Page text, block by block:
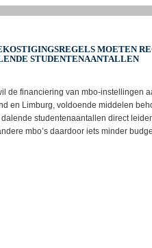
MOETEN
STUDENTENAANTALLEN
de financiering van mbo-instellingen
en Limburg, voldoende middelen
studentenaantallen direct
mbo’s daardoor iets minder